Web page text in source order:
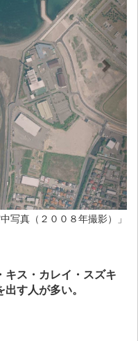
写真（２００８年撮影）」
ス・カレイ・スズキ
す人が多い。